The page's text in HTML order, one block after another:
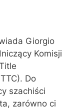
Giorgio
Komisji
Do
szachiści
zarówno ci